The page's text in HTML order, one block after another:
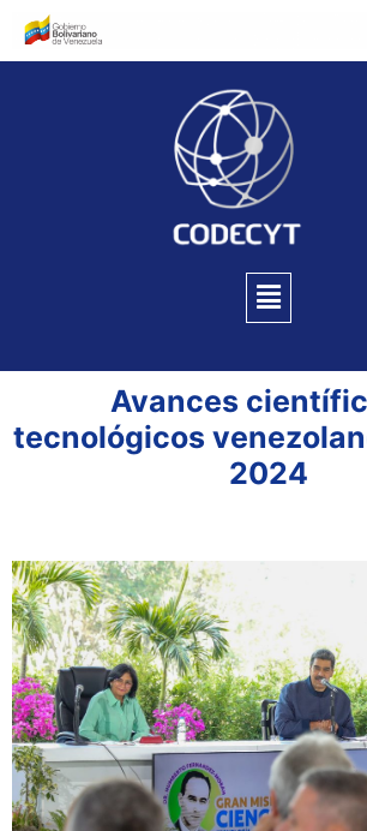
Avances
tecnológicos
2024